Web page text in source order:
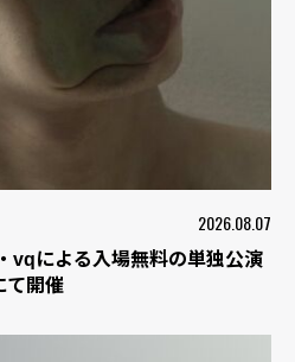
2026.08.07
vqによる入場無料の単独公演
て開催